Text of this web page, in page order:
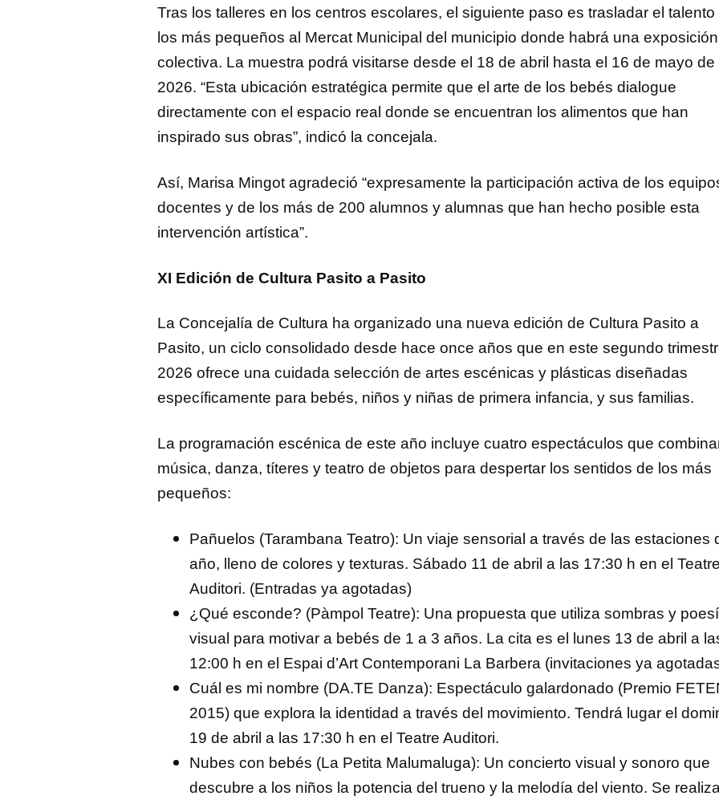
Tras los talleres en los centros escolares, el siguiente paso es trasladar el talento
los más pequeños al Mercat Municipal del municipio donde habrá una exposición
colectiva. La muestra podrá visitarse desde el 18 de abril hasta el 16 de mayo de
2026. “Esta ubicación estratégica permite que el arte de los bebés dialogue
directamente con el espacio real donde se encuentran los alimentos que han
inspirado sus obras”, indicó la concejala.
Así, Marisa Mingot agradeció “expresamente la participación activa de los
docentes y de los más de 200 alumnos y alumnas que han hecho posible esta
intervención artística”.
XI Edición de Cultura Pasito a Pasito
La Concejalía de Cultura ha organizado una nueva edición de Cultura Pasito a
Pasito, un ciclo consolidado desde hace once años que en este segundo
2026 ofrece una cuidada selección de artes escénicas y plásticas diseñadas
específicamente para bebés, niños y niñas de primera infancia, y sus familias.
La programación escénica de este año incluye cuatro espectáculos que
música, danza, títeres y teatro de objetos para despertar los sentidos de los más
pequeños:
Pañuelos (Tarambana Teatro): Un viaje sensorial a través de las estaciones
año, lleno de colores y texturas. Sábado 11 de abril a las 17:30 h en el
Auditori. (Entradas ya agotadas)
¿Qué esconde? (Pàmpol Teatre): Una propuesta que utiliza sombras y
visual para motivar a bebés de 1 a 3 años. La cita es el lunes 13 de abril a
12:00 h en el Espai d’Art Contemporani La Barbera (invitaciones ya
Cuál es mi nombre (DA.TE Danza): Espectáculo galardonado (Premio
2015) que explora la identidad a través del movimiento. Tendrá lugar el
19 de abril a las 17:30 h en el Teatre Auditori.
Nubes con bebés (La Petita Malumaluga): Un concierto visual y sonoro que
descubre a los niños la potencia del trueno y la melodía del viento. Se